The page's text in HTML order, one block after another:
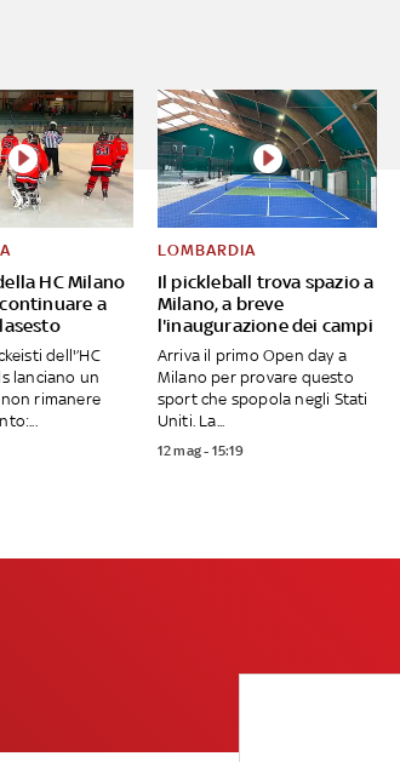
HC Milano
a
dell'’HC
lanciano un
rimanere
Il pickleball trova spazio a
Milano, a breve
l'inaugurazione dei campi
LOMBARDIA
Arriva il primo Open day a
Milano per provare questo
sport che spopola negli Stati
Uniti. La...
12 mag - 15:19